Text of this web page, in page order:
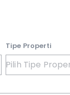
Tipe Properti